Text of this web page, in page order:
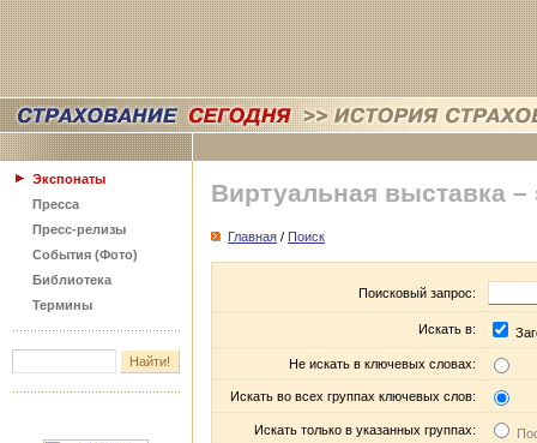
Экспонаты
Пресса
Пресс-релизы
События (Фото)
Библиотека
Термины
Виртуальная выставка –
Главная / Поиск
Поисковый запрос:
Искать в:
Не искать в ключевых словах:
Искать во всех группах ключевых слов:
Искать только в указанных группах: